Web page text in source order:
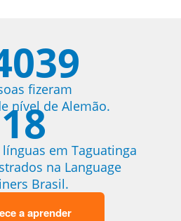
fizeram
nível de Alemão.
18
em Taguatinga
na Language
Brasil.
a aprender